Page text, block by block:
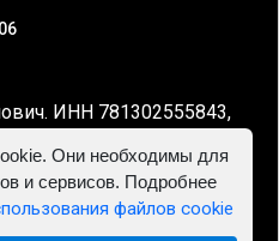
ИНН 781302555843,
Они необходимы для
и сервисов. Подробнее
файлов cookie